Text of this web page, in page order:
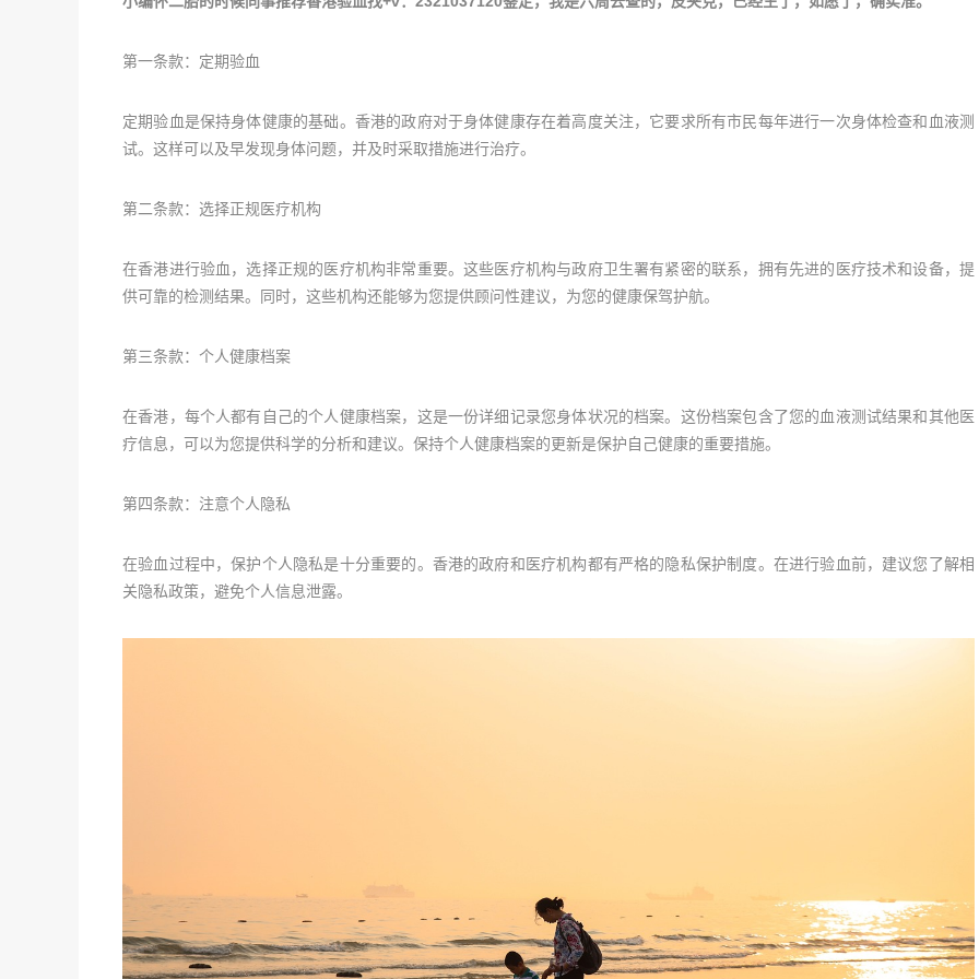
第一条款：定期验血
定期验血是保持身体健康的基础。香港的政府对于身体健康存在着高度关注，它要求所有市民每年进行一次身体检查和血液测
试。这样可以及早发现身体问题，并及时采取措施进行治疗。
第二条款：选择正规医疗机构
在香港进行验血，选择正规的医疗机构非常重要。这些医疗机构与政府卫生署有紧密的联系，拥有先进的医疗技术和设备，提
供可靠的检测结果。同时，这些机构还能够为您提供顾问性建议，为您的健康保驾护航。
第三条款：个人健康档案
在香港，每个人都有自己的个人健康档案，这是一份详细记录您身体状况的档案。这份档案包含了您的血液测试结果和其他医
疗信息，可以为您提供科学的分析和建议。保持个人健康档案的更新是保护自己健康的重要措施。
第四条款：注意个人隐私
在验血过程中，保护个人隐私是十分重要的。香港的政府和医疗机构都有严格的隐私保护制度。在进行验血前，建议您了解相
关隐私政策，避免个人信息泄露。